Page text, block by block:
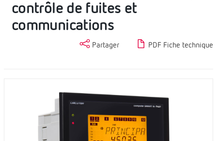
contrôle de fuites et
communications
Partager PDF Fiche technique